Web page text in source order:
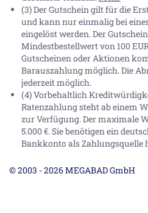
(3) Der Gutschein gilt für die
und kann nur einmalig bei
eingelöst werden. Der
Mindestbestellwert von 100
Gutscheinen oder Aktionen
Barauszahlung möglich. Die
jederzeit möglich.
(4) Vorbehaltlich
Ratenzahlung steht ab einem
zur Verfügung. Der maximale
5.000 €. Sie benötigen ein
Bankkonto als Zahlungsquelle
© 2003 - 2026 MEGABAD GmbH